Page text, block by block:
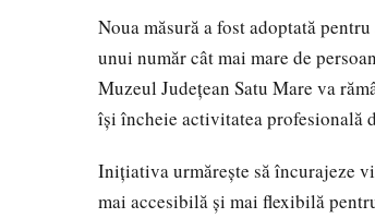
Noua măsură a fost adoptată
unui număr cât mai mare de
Muzeul Județean Satu Mare va
își încheie activitatea profesională
Inițiativa urmărește să încurajeze
mai accesibilă și mai flexibilă